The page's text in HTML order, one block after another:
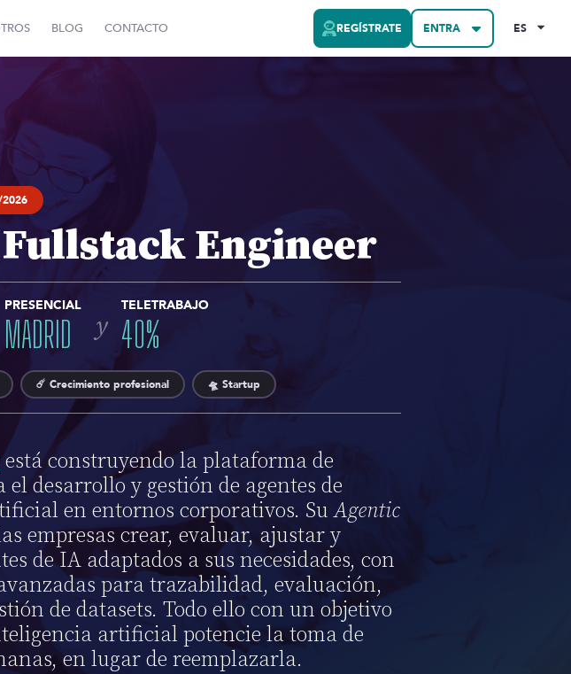
BLOG CONTACTO REGÍSTRATE ENTRA ES
Engineer
PRESENCIAL
MADRID y
TELETRABAJO
40%
☄️ Crecimiento profesional 🛸 Startup
está construyendo la plataforma de
desarrollo y gestión de agentes de
en entornos corporativos. SuAgentic
empresas crear, evaluar, ajustar y
de IA adaptados a sus necesidades, con
para trazabilidad, evaluación,
de datasets. Todo ello con un objetivo
artificial potencie la toma de
en lugar de reemplazarla.